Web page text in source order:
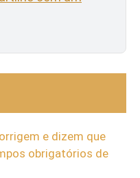
e dizem que
obrigatórios de